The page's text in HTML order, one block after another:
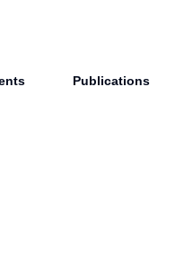
Publications